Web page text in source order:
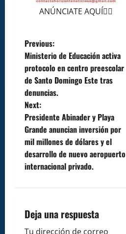
ANÚNCIATE AQUÍ👆🏻
P
o
s
t
n
a
v
g
Previous:
Ministerio de Educación activa
protocolo en centro preescolar
de Santo Domingo Este tras
denuncias.
Next:
Presidente Abinader y Playa
Grande anuncian inversión por
mil millones de dólares y el
desarrollo de nuevo aeropuerto
internacional privado.
Deja una respuesta
Tu dirección de correo